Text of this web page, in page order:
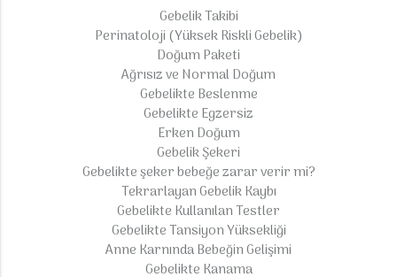
Gebelik Takibi
Perinatoloji (Yüksek Riskli Gebelik)
Doğum Paketi
Ağrısız ve Normal Doğum
Gebelikte Beslenme
Gebelikte Egzersiz
Erken Doğum
Gebelik Şekeri
Gebelikte şeker bebeğe zarar verir mi?
Tekrarlayan Gebelik Kaybı
Gebelikte Kullanılan Testler
Gebelikte Tansiyon Yüksekliği
Anne Karnında Bebeğin Gelişimi
Gebelikte Kanama